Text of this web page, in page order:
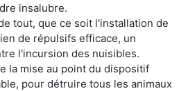
insalubre.
tout, que ce soit l'installation de
de répulsifs efficace, un
l'incursion des nuisibles.
la mise au point du dispositif
pour détruire tous les animaux